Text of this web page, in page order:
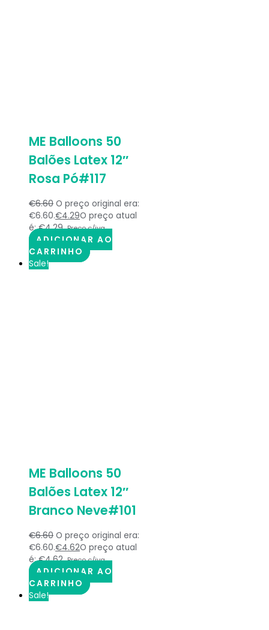
ME Balloons 50
Balões Latex 12″
Rosa Pó#117
€6.60 O preço original era:
€6.60.€4.29O preço atual
é: €4.29. Preço c/iva
ADICIONAR AO
CARRINHO
Sale!
ME Balloons 50
Balões Latex 12″
Branco Neve#101
€6.60 O preço original era:
€6.60.€4.62O preço atual
é: €4.62. Preço c/iva
ADICIONAR AO
CARRINHO
Sale!